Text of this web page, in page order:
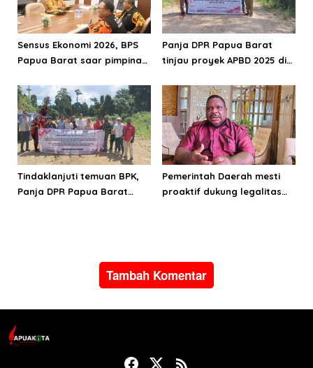
Sensus Ekonomi 2026, BPS
Papua Barat saar pimpinan
Panja DPR Papua Barat
tinjau proyek APBD 2025 di
Bintuni
Tindaklanjuti temuan BPK,
Panja DPR Papua Barat
Pemerintah Daerah mesti
proaktif dukung legalitas
Tambah Komentar